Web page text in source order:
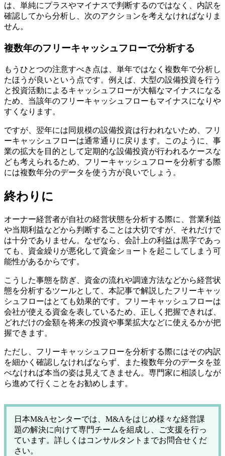
は、単純にプラスやマイナスで判断するのではなく、内訳を
確認してから分析し、次のアクションを考えなければなりま
せん。
複数年のフリーキャッシュフローで分析する
もうひとつの注意すべき点は、単年ではなく複数年で分析し
たほうが良いという点です。例えば、大型の設備投資を行う
と投資活動によるキャッシュフローが大幅なマイナスになる
ため、当該年のフリーキャッシュフローもマイナスになりや
すくなります。
ですが、翌年には同規模の設備投資は行われないため、フリ
ーキャッシュフローは通常通りに戻ります。このように、事
業の拡大を目的として定期的な設備投資が行われるケースな
ども考えられるため、フリーキャッシュフローを分析する際
には複数年分のデータを使う方が良いでしょう。
終わりに
オーナー経営者が自社の経営状態を分析する際に、営業利益
や当期利益などから判断することは大切ですが、それだけで
は十分でありません。なぜなら、会計上の利益は黒字であっ
ても、資金繰りが悪化して資金ショートを起こしてしまう可
能性があるからです。
こうした事態を防ぎ、資金の流れや調達方法などから経営状
態を分析するツールとして、本記事で解説したフリーキャッ
シュフローはとても効果的です。フリーキャッシュフローは
会社が使える資金を表しているため、正しく把握できれば、
どれだけの金額を将来の投資や事業拡大などに使えるかが把
握できます。
ただし、フリーキャッシュフローを分析する際にはその内訳
を細かく確認しなければならず、また複数年分のデータを並
べなければ本当の姿は見えてきません。専門家に相談しなが
ら進めて行くことをお勧めします。
日本M&Aセンターでは、M&Aをはじめ様々な経営課
題の解決に向けて専門チームを組成し、ご支援を行っ
ています。詳しくはコンサルタントまでお問合せくだ
さい。